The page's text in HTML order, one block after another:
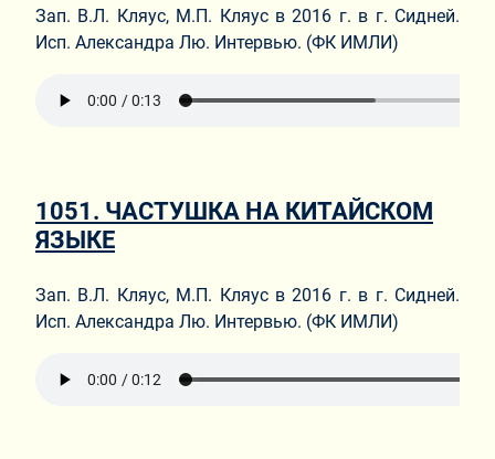
Зап. В.Л. Кляус, М.П. Кляус в 2016 г. в г. Сидней.
Исп. Александра Лю. Интервью. (ФК ИМЛИ)
1051. ЧАСТУШКА НА КИТАЙСКОМ
ЯЗЫКЕ
Зап. В.Л. Кляус, М.П. Кляус в 2016 г. в г. Сидней.
Исп. Александра Лю. Интервью. (ФК ИМЛИ)